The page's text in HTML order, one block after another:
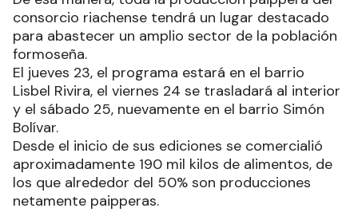
consorcio riachense tendrá un lugar destacado
para abastecer un amplio sector de la población
formoseña.
El jueves 23, el programa estará en el barrio
Lisbel Rivira, el viernes 24 se trasladará al interior
y el sábado 25, nuevamente en el barrio Simón
Bolívar.
Desde el inicio de sus ediciones se comercialió
aproximadamente 190 mil kilos de alimentos, de
los que alrededor del 50% son producciones
netamente paipperas.